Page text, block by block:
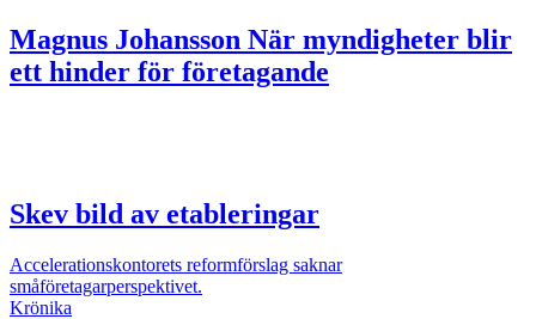
Magnus Johansson När myndigheter blir
ett hinder för företagande
Skev bild av etableringar
Accelerationskontorets reformförslag saknar
småföretagarperspektivet.
Krönika